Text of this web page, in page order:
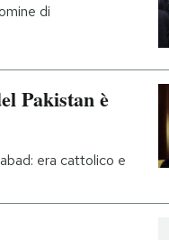
di
Pakistan è
era cattolico e